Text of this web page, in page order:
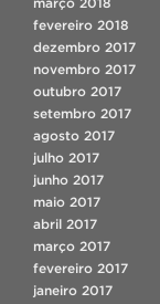
fevereiro 2018
dezembro 2017
novembro 2017
outubro 2017
setembro 2017
agosto 2017
julho 2017
junho 2017
maio 2017
abril 2017
março 2017
fevereiro 2017
janeiro 2017